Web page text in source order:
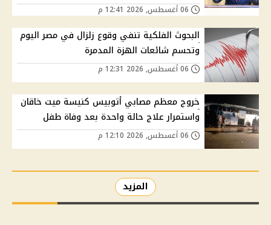
البحوث الفلكية تنفي وقوع زلزال في مصر اليوم
وتحسم شائعات الهزة المدمرة
خروج معظم مصابي أتوبيس كنيسة ميت خاقان
واستمرار علاج حالة واحدة بعد وفاة طفل
المزيد